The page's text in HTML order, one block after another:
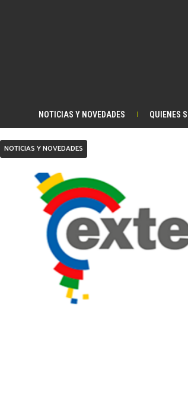
NOTICIAS Y NOVEDADES QUIENES
NOTICIAS Y NOVEDADES